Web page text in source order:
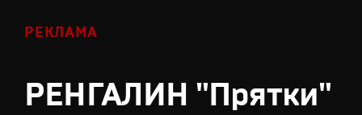
РЕКЛАМА
РЕНГАЛИН "Прятки"